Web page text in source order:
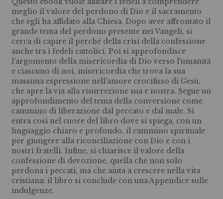
meglio il valore del perdono di Dio e il sacramento
che egli ha affidato alla Chiesa. Dopo aver affrontato il
grande tema del perdono presente nei Vangeli, si
cerca di capire il perché della crisi della confessione
anche tra i fedeli cattolici. Poi si approfondisce
l'argomento della misericordia di Dio verso l'umanità
e ciascuno di noi, misericordia che trova la sua
massima espressione nell'amore crocifisso di Gesù,
che apre la via alla risurrezione sua e nostra. Segue un
approfondimento del tema della conversione come
cammino di liberazione dal peccato e dal male. Si
entra così nel cuore del libro dove si spiega, con un
linguaggio chiaro e profondo, il cammino spirituale
per giungere alla riconciliazione con Dio e con i
nostri fratelli. Infine, si chiarisce il valore della
confessione di devozione, quella che non solo
perdona i peccati, ma che aiuta a crescere nella vita
cristiana; il libro si conclude con una Appendice sulle
indulgenze.